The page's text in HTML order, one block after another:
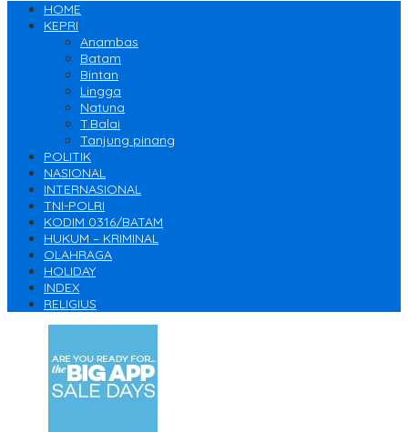
HOME
KEPRI
Anambas
Batam
Bintan
Lingga
Natuna
T.Balai
Tanjung pinang
POLITIK
NASIONAL
INTERNASIONAL
TNI-POLRI
KODIM 0316/BATAM
HUKUM – KRIMINAL
OLAHRAGA
HOLIDAY
INDEX
RELIGIUS